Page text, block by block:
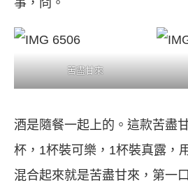
苦盡甘來
酒是隨餐一起上的。這款苦盡
杯，1杯裝可樂，1杯裝真露，
混合起來就是苦盡甘來，第一